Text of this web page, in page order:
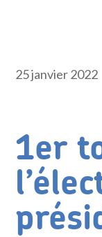
25 janvier 2022
1er